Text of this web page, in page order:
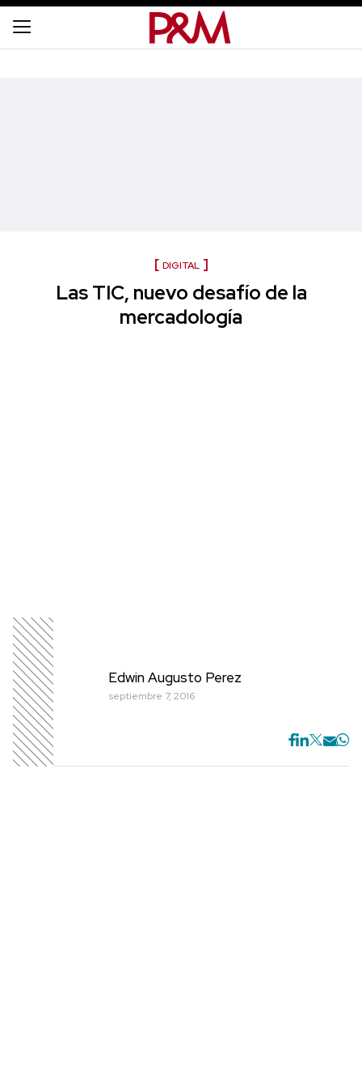
DIGITAL
Las TIC, nuevo desafío de la
mercadología
Edwin Augusto Perez
septiembre 7, 2016